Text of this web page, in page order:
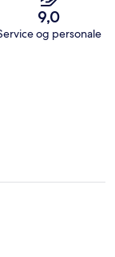
9,0
og personale